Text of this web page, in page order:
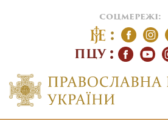
соцмережі:
ПЦУ